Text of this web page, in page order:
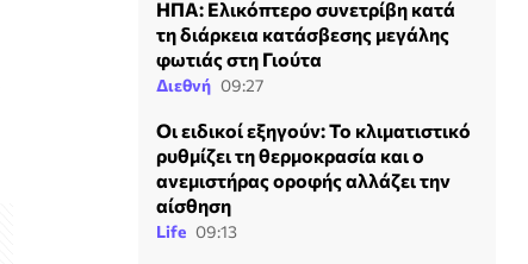
ΗΠΑ: Ελικόπτερο συνετρίβη κατά
τη διάρκεια κατάσβεσης μεγάλης
φωτιάς στη Γιούτα
Διεθνή 09:27
Οι ειδικοί εξηγούν: Το κλιματιστικό
ρυθμίζει τη θερμοκρασία και ο
ανεμιστήρας οροφής αλλάζει την
αίσθηση
Life 09:13